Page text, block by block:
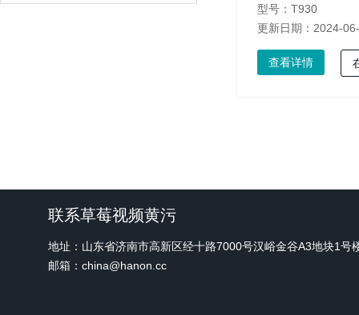
型号：T930
更新日期：2024-
查看详情
联系草莓视频黄污
地址：山东省济南市高新区经十路7000号汉峪金谷A3地块1号
邮箱：china@hanon.cc